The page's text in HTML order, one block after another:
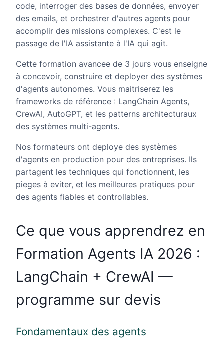
code, interroger des bases de données, envoyer
des emails, et orchestrer d'autres agents pour
accomplir des missions complexes. C'est le
passage de l'IA assistante à l'IA qui agit.
Cette formation avancee de 3 jours vous enseigne
à concevoir, construire et deployer des systèmes
d'agents autonomes. Vous maitriserez les
frameworks de référence : LangChain Agents,
CrewAI, AutoGPT, et les patterns architecturaux
des systèmes multi-agents.
Nos formateurs ont deploye des systèmes
d'agents en production pour des entreprises. Ils
partagent les techniques qui fonctionnent, les
pieges à eviter, et les meilleures pratiques pour
des agents fiables et controllables.
Ce que vous apprendrez en
Formation Agents IA 2026 :
LangChain + CrewAI —
programme sur devis
Fondamentaux des agents